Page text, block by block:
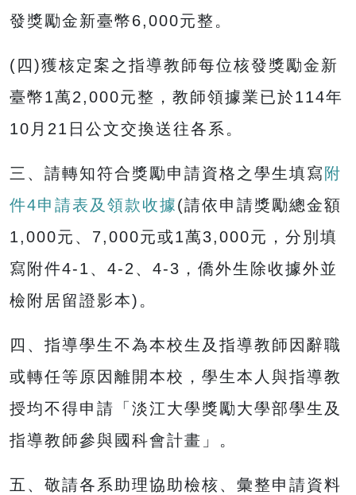
發獎勵金新臺幣6,000元整。
(四)獲核定案之指導教師每位核發獎勵金新
臺幣1萬2,000元整，教師領據業已於114年
10月21日公文交換送往各系。
三、請轉知符合獎勵申請資格之學生填寫 附
件4申請表及領款收據(請依申請獎勵總金額
1,000元、7,000元或1萬3,000元，分別填
寫附件4-1、4-2、4-3，僑外生除收據外並
檢附居留證影本)。
四、指導學生不為本校生及指導教師因辭職
或轉任等原因離開本校，學生本人與指導教
授均不得申請「淡江大學獎勵大學部學生及
指導教師參與國科會計畫」。
五、敬請各系助理協助檢核、彙整申請資料